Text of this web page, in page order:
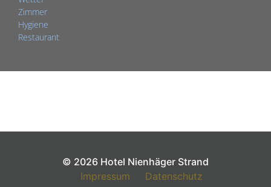
Zimmer
Hygiene
Restaurant
© 2026 Hotel Nienhäger Strand
Impressum
Datenschutz